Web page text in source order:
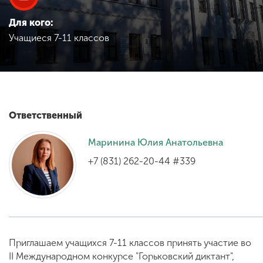
Международная
деятельность
Студенческая жизнь
Сведения об
образовательной
организации
ENG SPN CHI
Для кого:
Учащиеся 7-11 классов
Ответственный
Маринина Юлия Анатольевна
+7 (831) 262-20-44 #339
Приглашаем учащихся 7-11 классов принять участие во
II Международном конкурсе "Горьковский диктант",